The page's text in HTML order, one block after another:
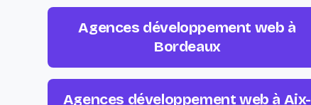
Agences développement web à
Bordeaux
Agences développement web à Aix-